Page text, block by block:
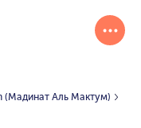
(Мадинат Аль Мактум)